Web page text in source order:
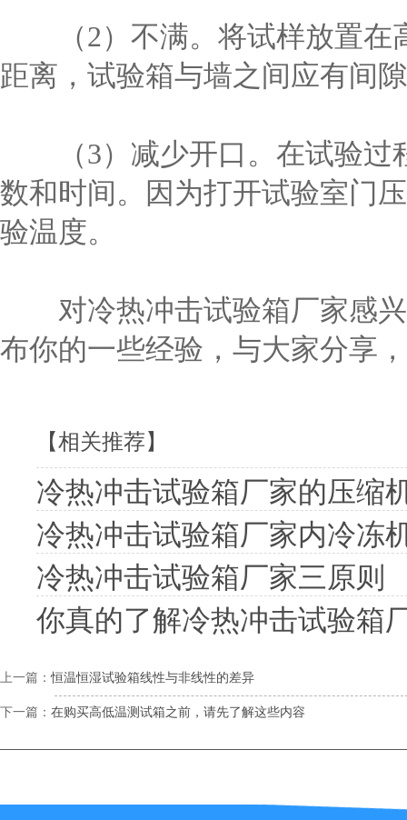
（2）不满。将试样放置在
距离，试验箱与墙之间应有间
（3）减少开口。在试验过
数和时间。因为打开试验室门
验温度。
对冷热冲击试验箱厂家感兴
布你的一些经验，与大家分享
【相关推荐】
冷热冲击试验箱厂家的压缩
冷热冲击试验箱厂家内冷冻
冷热冲击试验箱厂家三原则
你真的了解冷热冲击试验箱
上一篇：恒温恒湿试验箱线性与非线性的差异
下一篇： 在购买高低温测试箱之前，请先了解这些内容